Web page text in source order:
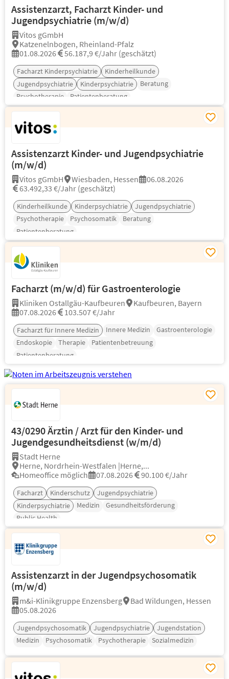
Assistenzarzt, Facharzt Kinder- und
Jugendpsychiatrie (m/w/d)
Vitos gGmbH
Katzenelnbogen, Rheinland-Pfalz
01.08.2026
56.187,9 €/Jahr (geschätzt)
Facharzt Kinderpsychiatrie
Kinderheilkunde
Jugendpsychiatrie
Kinderpsychiatrie
Beratung
Psychotherapie
Patientenberatung
Assistenzarzt Kinder- und Jugendpsychiatrie
(m/w/d)
Vitos gGmbH Wiesbaden, Hessen
06.08.2026
63.492,33 €/Jahr (geschätzt)
Kinderheilkunde Kinderpsychiatrie
Jugendpsychiatrie
Psychotherapie
Psychosomatik
Beratung
Patientenberatung
Facharzt (m/w/d) für Gastroenterologie
Kliniken Ostallgäu-Kaufbeuren
Kaufbeuren, Bayern
07.08.2026
103.507 €/Jahr
Facharzt für Innere Medizin Innere Medizin
Gastroenterologie
Endoskopie
Therapie
Patientenbetreuung
Patientenberatung
43/0290 Ärztin / Arzt für den Kinder- und
Jugendgesundheitsdienst (w/m/d)
Stadt Herne
Herne, Nordrhein-Westfalen |Herne,...
Homeoffice möglich
07.08.2026 90.100 €/Jahr
Facharzt Kinderschutz
Jugendpsychiatrie
Kinderpsychiatrie
Medizin
Gesundheitsförderung
Public Health
Assistenzarzt in der Jugendpsychosomatik
(m/w/d)
m&i-Klinikgruppe Enzensberg
Bad Wildungen, Hessen
05.08.2026
Jugendpsychosomatik Jugendpsychiatrie
Jugendstation
Medizin
Psychosomatik Psychotherapie Sozialmedizin